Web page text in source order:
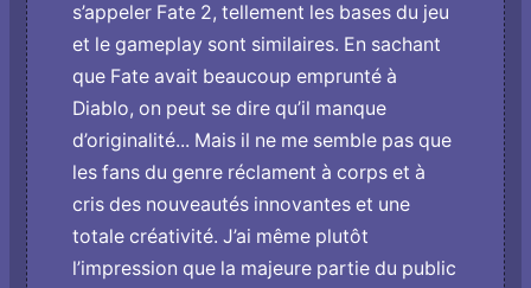
s’appeler Fate 2, tellement les bases du jeu
et le gameplay sont similaires. En sachant
que Fate avait beaucoup emprunté à
Diablo, on peut se dire qu’il manque
d’originalité... Mais il ne me semble pas que
les fans du genre réclament à corps et à
cris des nouveautés innovantes et une
totale créativité. J’ai même plutôt
l’impression que la majeure partie du public